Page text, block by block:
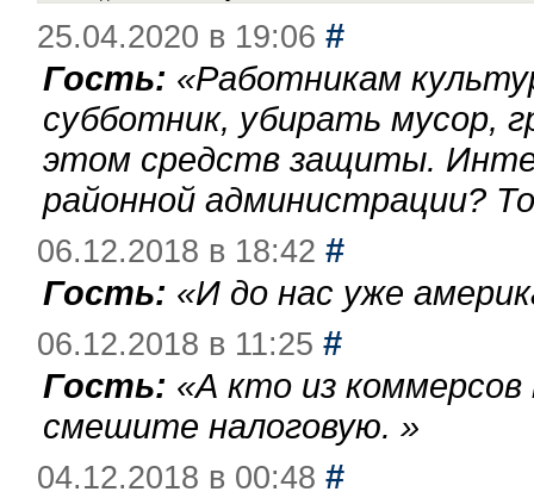
25.04.2020 в 19:06 #
Гость: «Работникам
субботник, убирать мусор,
этом средств защиты.
районной администрации?
06.12.2018 в 18:42 #
Гость: «И до нас уже
06.12.2018 в 11:25 #
Гость: «А кто из
смешите налоговую. »
04.12.2018 в 00:48 #